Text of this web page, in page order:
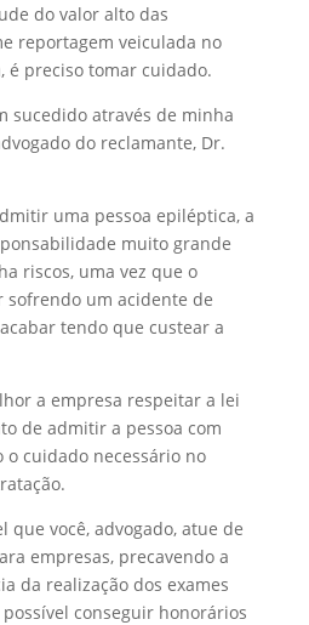
do valor alto das
reportagem veiculada no
é preciso tomar cuidado.
sucedido através de minha
do reclamante, Dr.
uma pessoa epiléptica, a
muito grande
riscos, uma vez que o
sofrendo um acidente de
tendo que custear a
a empresa respeitar a lei
de admitir a pessoa com
cuidado necessário no
que você, advogado, atue de
empresas, precavendo a
da realização dos exames
conseguir honorários